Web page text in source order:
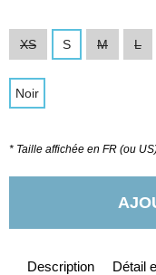
XS S M L
Noir
* Taille affichée en FR (ou
Description Détail